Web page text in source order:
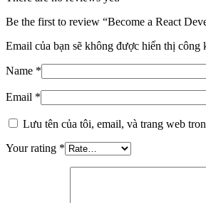
Be the first to review “Become a React
Email của bạn sẽ không được hiển thị công
Name *
Email *
Lưu tên của tôi, email, và trang web
Your rating *